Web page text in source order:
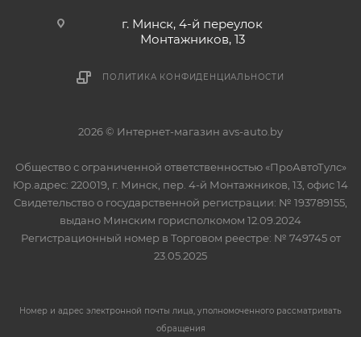
г. Минск, 4-й переулок
Монтажников, 13
ПОЛИТИКА КОНФИДЕНЦИАЛЬНОСТИ
2026 © Интернет-магазин avs-auto.by
Общество с ограниченной ответственностью «ПроАвтоТулс»
Юр.адрес: 220019, г. Минск, пер. 4-й Монтажников, 13, офис 14
Свидетельство о государственной регистрации: № 193789155,
выдано Минским горисполкомом 12.09.2024
Регистрационный номер в Торговом реестре: № 749745 от
23.05.2025
Номер и адрес электронной почты лица, уполномоченного рассматривать
обращения